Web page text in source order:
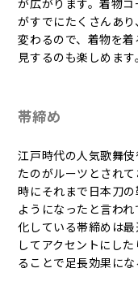
が広がります。着物
がすでにたくさんあ
変わるので、着物を
見するのも楽しめます。
帯締め
江戸時代の人気歌舞
たのがルーツとされ
時にそれまで日本刀
ようになったと言わ
化している帯締めは
してアクセントにし
ることで足長効果にな